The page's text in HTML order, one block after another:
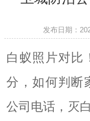
发布日期：
白蚁照片对比
分，如何判断
公司电话，灭